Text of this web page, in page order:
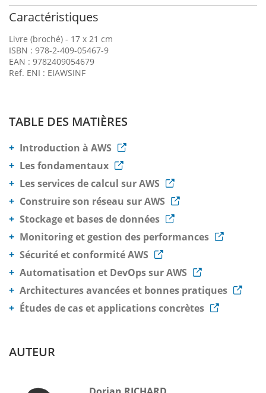
Caractéristiques
Livre (broché) - 17 x 21 cm
ISBN : 978-2-409-05467-9
EAN : 9782409054679
Ref. ENI : EIAWSINF
TABLE DES MATIÈRES
Introduction à AWS
Les fondamentaux
Les services de calcul sur AWS
Construire son réseau sur AWS
Stockage et bases de données
Monitoring et gestion des performances
Sécurité et conformité AWS
Automatisation et DevOps sur AWS
Architectures avancées et bonnes pratiques
Études de cas et applications concrètes
AUTEUR